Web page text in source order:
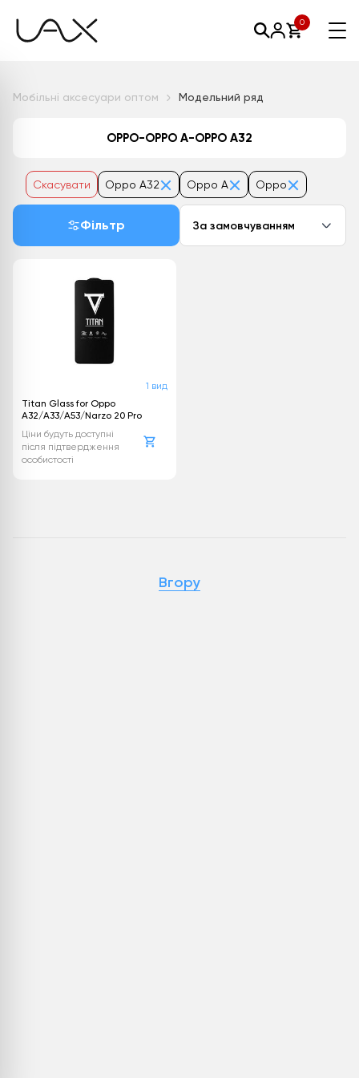
0
Мобільні аксесуари оптом Модельний ряд
OPPO-OPPO A-OPPO A32
Скасувати Oppo A32 Oppo A Oppo
Фільтр За замовчуванням
1 вид
Titan Glass for Oppo
A32/A33/A53/Narzo 20 Pro
Ціни будуть доступні
після підтвердження
особистості
Вгору